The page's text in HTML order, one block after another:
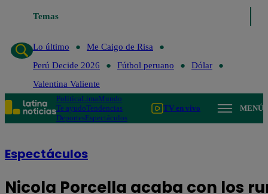
Temas
Lo último
Me Caigo de Risa
Perú Decide 2026
Fútbol peruano
Dólar
Valentina Valiente
PolíticaLimaMundo
Te ayudoTendencias
DeportesEspectáculos
TV en vivo MENÚ
Espectáculos
Nicola Porcella acaba con los